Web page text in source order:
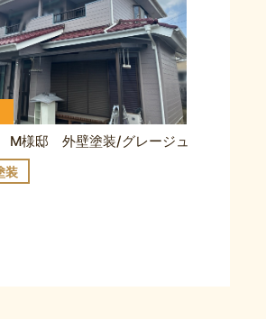
M様邸 外壁塗装/グレージュ
装